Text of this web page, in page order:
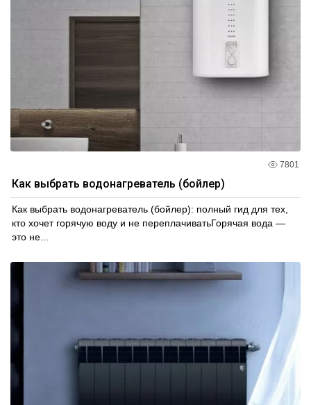
7801
Как выбрать водонагреватель (бойлер)
Как выбрать водонагреватель (бойлер): полный гид для тех,
кто хочет горячую воду и не переплачиватьГорячая вода —
это не...